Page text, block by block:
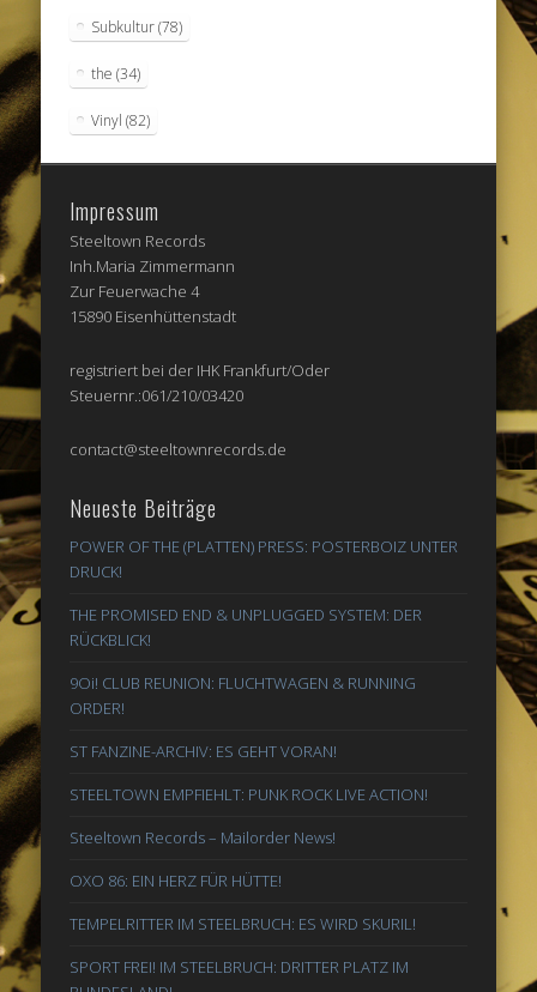
Subkultur(78)
the (34)
Vinyl (82)
Impressum
Steeltown Records
Inh.Maria Zimmermann
Zur Feuerwache 4
15890 Eisenhüttenstadt
registriert bei der IHK Frankfurt/Oder
Steuernr.:061/210/03420
contact@steeltownrecords.de
Neueste Beiträge
POWER OF THE (PLATTEN) PRESS: POSTERBOIZ UNTER
DRUCK!
THE PROMISED END & UNPLUGGED SYSTEM: DER
RÜCKBLICK!
9Oi! CLUB REUNION: FLUCHTWAGEN & RUNNING
ORDER!
ST FANZINE-ARCHIV: ES GEHT VORAN!
STEELTOWN EMPFIEHLT: PUNK ROCK LIVE ACTION!
Steeltown Records – Mailorder News!
OXO 86: EIN HERZ FÜR HÜTTE!
TEMPELRITTER IM STEELBRUCH: ES WIRD SKURIL!
SPORT FREI! IM STEELBRUCH: DRITTER PLATZ IM